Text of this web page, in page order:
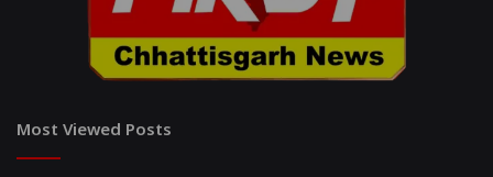
Most Viewed Posts